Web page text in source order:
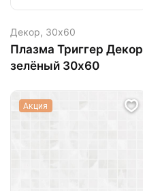
Декор, 30х60
Плазма Триггер Декор
зелёный 30х60
Акция